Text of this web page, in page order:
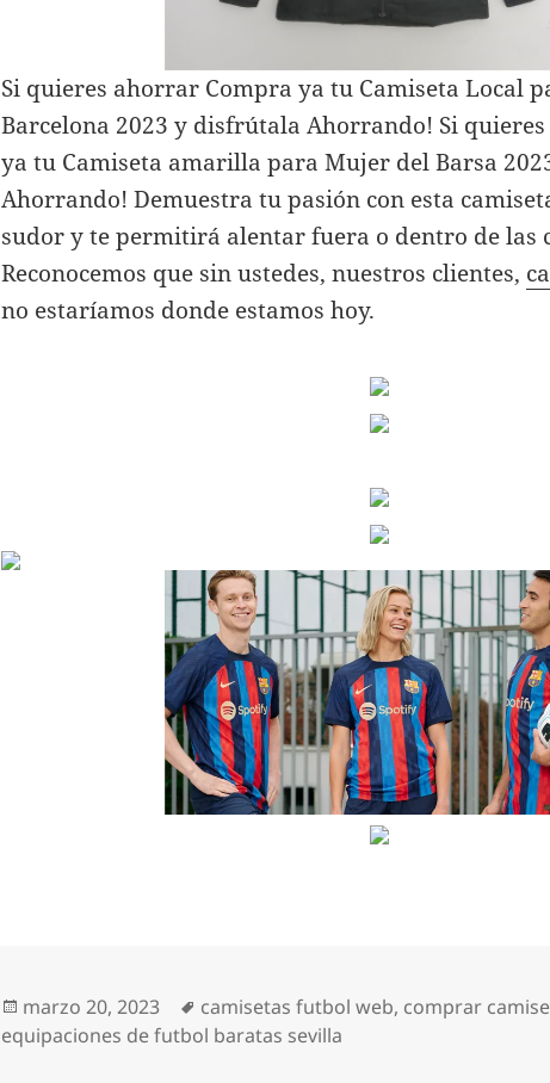
Si quieres ahorrar Compra ya tu Camiseta Local
Barcelona 2023 y disfrútala Ahorrando! Si
ya tu Camiseta amarilla para Mujer del Barsa
Ahorrando! Demuestra tu pasión con esta
sudor y te permitirá alentar fuera o dentro de las
Reconocemos que sin ustedes, nuestros clientes,
no estaríamos donde estamos hoy.
Publicado
el
marzo 20, 2023 Etiquetas
camisetas futbol web, comprar
equipaciones de futbol baratas sevilla